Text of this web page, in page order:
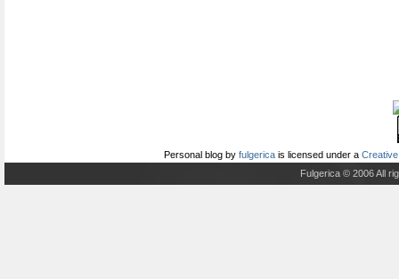
Personal blog by fulgerica is licensed under a
Fulgerica © 2006 All